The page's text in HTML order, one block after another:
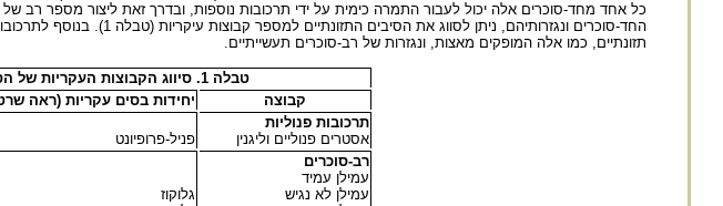
כל אחד מחד-סוכרים אלה יכול לעבור התמרה כימית על ידי תרכובות נוספות, ובדרך זאת ליצור מספר רב של
החד-סוכרים ונגזרותיהם, ניתן
תזונתיים, כמו אלה המופקים מאצות, ונגזרות של רב-סוכרים תעשייתיים.
טבלה 1. סיווג הקבוצות העקריות של הסיבים התזונתיים
קבוצה
יחידות בסים עקריות (ראה
תרכובות פנוליות
אסטרים פנוליים וליגנין
פניל-פרופיונט
רב-סוכרים
עמילן עמיד
עמילן לא נגיש
גלוקוז